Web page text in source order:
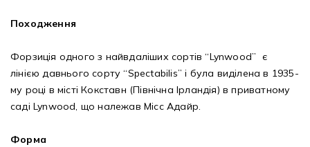
Походження
Форзиція одного з найвдаліших сортів “Lynwood” є
лінією давнього сорту “Spectabilis” і була виділена в 1935-
му році в місті Кокставн (Північна Ірландія) в приватному
саді Lynwood, що належав Місс Адайр.
Форма